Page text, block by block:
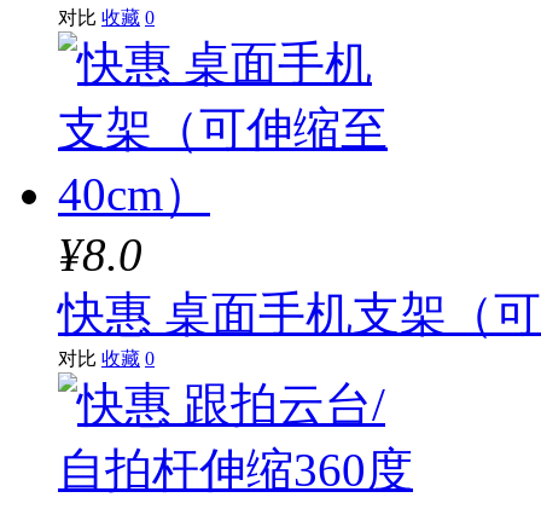
对比 收藏 0
¥8.0
快惠 桌面手机支架（
对比 收藏 0